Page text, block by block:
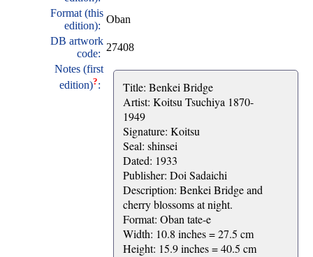
Format (this
edition):
Oban
DB artwork
code:
27408
Notes (first
edition)?:
Title: Benkei Bridge
Artist: Koitsu Tsuchiya 1870-
1949
Signature: Koitsu
Seal: shinsei
Dated: 1933
Publisher: Doi Sadaichi
Description: Benkei Bridge and
cherry blossoms at night.
Format: Oban tate-e
Width: 10.8 inches = 27.5 cm
Height: 15.9 inches = 40.5 cm